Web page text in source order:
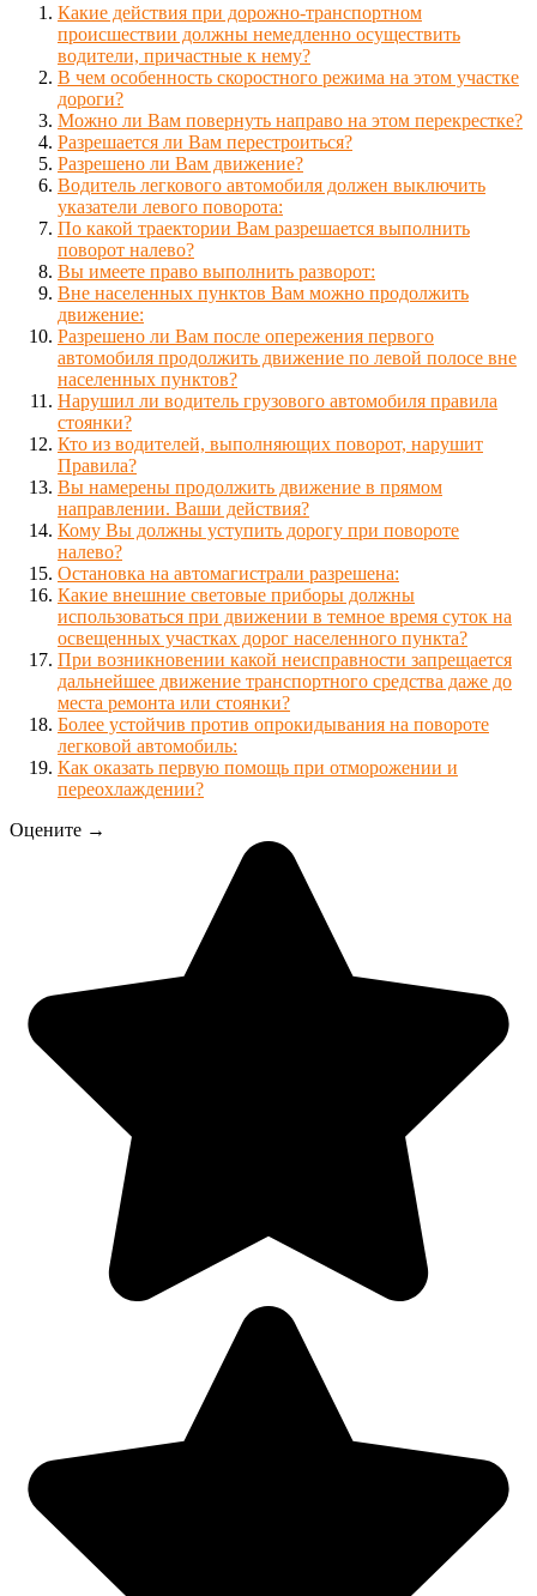
Какие действия при дорожно-транспортном
происшествии должны немедленно осуществить
водители, причастные к нему?
В чем особенность скоростного режима на этом участке
дороги?
Можно ли Вам повернуть направо на этом перекрестке?
Разрешается ли Вам перестроиться?
Разрешено ли Вам движение?
Водитель легкового автомобиля должен выключить
указатели левого поворота:
По какой траектории Вам разрешается выполнить
поворот налево?
Вы имеете право выполнить разворот:
Вне населенных пунктов Вам можно продолжить
движение:
Разрешено ли Вам после опережения первого
автомобиля продолжить движение по левой полосе вне
населенных пунктов?
Нарушил ли водитель грузового автомобиля правила
стоянки?
Кто из водителей, выполняющих поворот, нарушит
Правила?
Вы намерены продолжить движение в прямом
направлении. Ваши действия?
Кому Вы должны уступить дорогу при повороте
налево?
Остановка на автомагистрали разрешена:
Какие внешние световые приборы должны
использоваться при движении в темное время суток на
освещенных участках дорог населенного пункта?
При возникновении какой неисправности запрещается
дальнейшее движение транспортного средства даже до
места ремонта или стоянки?
Более устойчив против опрокидывания на повороте
легковой автомобиль:
Как оказать первую помощь при отморожении и
переохлаждении?
Оцените →